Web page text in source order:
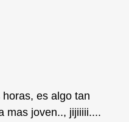
es algo tan
mas joven.., jijiiiii....